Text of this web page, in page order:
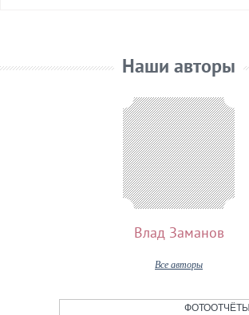
Наши авторы
Влад Заманов
Все авторы
ФОТООТЧЁТЫ